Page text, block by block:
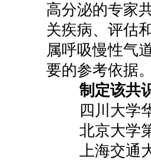
高分泌的专家
关疾病、评估
属呼吸慢性气
要的参考依据
制定该共
四川大学华
北京大学第
上海交通大